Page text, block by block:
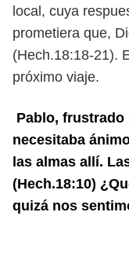
local, cuya
prometiera que,
(Hech.18:18-21).
próximo viaje.
Pablo,
necesitaba
las almas allí.
(Hech.18:10)
quizá nos